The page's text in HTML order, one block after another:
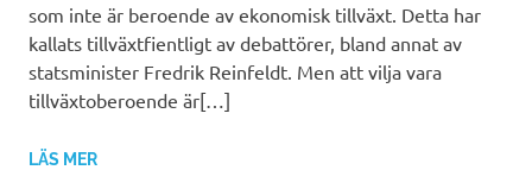
som inte är beroende av ekonomisk tillväxt. Detta har
kallats tillväxtfientligt av debattörer, bland annat av
statsminister Fredrik Reinfeldt. Men att vilja vara
tillväxtoberoende är[…]
LÄS MER